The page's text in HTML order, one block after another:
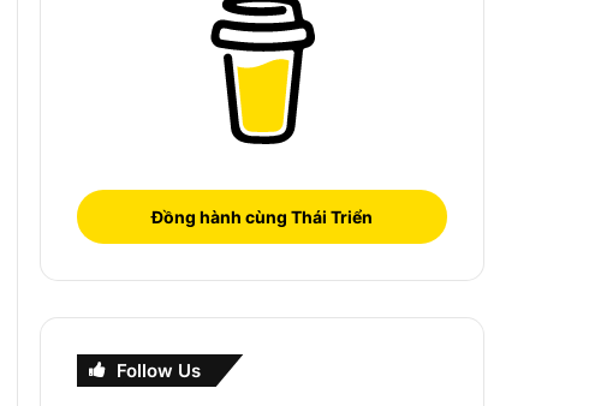
Đồng hành cùng Thái Triển
Follow Us